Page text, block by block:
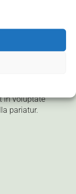
ad
consequat.
in voluptate
pariatur.